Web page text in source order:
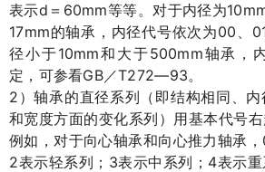
表示d ＝ 60mm等等。对于内径为
17mm的轴承，内径代号依次为00
径小于10mm和大于500mm轴承，
定，可参看GB／T272—93。
2 ）轴承的直径系列（即结构相同、
和宽度方面的变化系列）用基本代号右
例如，对于向心轴承和向心推力轴承，
2表示轻系列； 3表示中系列； 4表示